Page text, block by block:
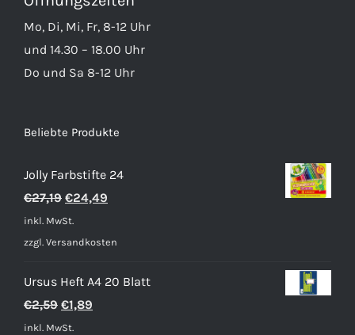
Mo, Di, Mi, Fr, 8-12 Uhr
und 14.30 – 18.00 Uhr
Do und Sa 8-12 Uhr
Beliebte Produkte
Jolly Farbstifte 24
€27,19 Ursprünglicher
Preis
war:
€24,49
ist:
inkl. MwSt.
zzgl. Versandkosten
Ursus Heft A4 20 Blatt
€2,59 Ursprünglicher
Preis
€1,89
inkl. MwSt.